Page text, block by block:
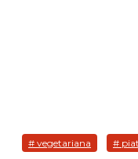
# vegetariana #